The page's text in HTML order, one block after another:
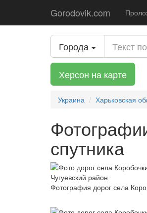
Gorodovik.com
Города
Херсон на карте
Украина Харьковская
спутника
Фотография дорог села